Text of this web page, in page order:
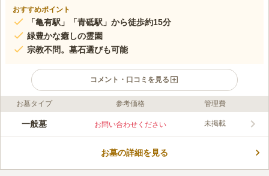
おすすめポイント
「亀有駅」「青砥駅」から徒歩約15分
緑豊かな癒しの霊園
宗教不問。墓石選びも可能
コメント・口コミを見る
ライフドット編集部のコメント
グリーンパーク葛飾は緑豊かな癒しの霊園づくりとなっており、
完備しているので車での墓参も安心してできます。お洒落な霊園
お墓タイプ 参考価格 管理費
一般墓 お問い合わせください 未掲載
お墓の詳細を見る